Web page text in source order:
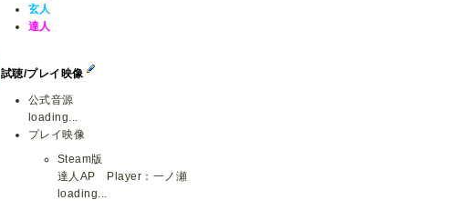
玄人
達人
試聴/プレイ映像
公式音源
loading...
プレイ映像
Steam版
達人AP Player：一ノ瀬
loading...